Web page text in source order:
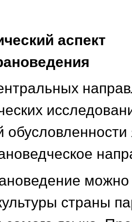
аспект
можно
страны